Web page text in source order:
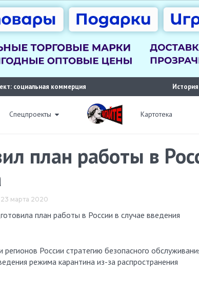
социальная коммерция
Спецпроекты Картотека
план работы в
23 марта 2020
России стратегию безопасного
режима карантина из-за распространения